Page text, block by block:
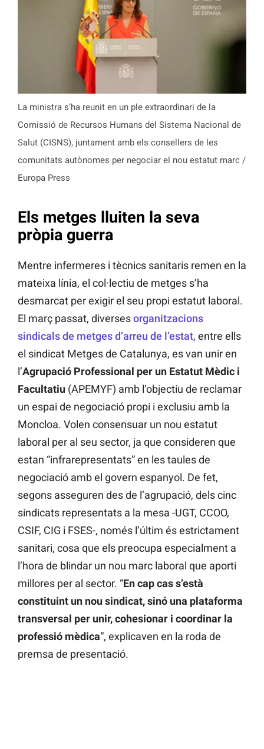
La ministra s’ha reunit en un ple extraordinari de la
Comissió de Recursos Humans del Sistema Nacional de
Salut (CISNS), juntament amb els consellers de les
comunitats autònomes per negociar el nou estatut marc /
Europa Press
Els metges lluiten la seva
pròpia guerra
Mentre infermeres i tècnics sanitaris remen en la
mateixa línia, el col·lectiu de metges s’ha
desmarcat per exigir el seu propi estatut laboral.
El març passat, diversesorganitzacions
sindicals de metges d’arreu de l’estat, entre ells
el sindicat Metges de Catalunya, es van unir en
l’Agrupació Professional per un Estatut Mèdic i
Facultatiu (APEMYF) amb l’objectiu de reclamar
un espai de negociació propi i exclusiu amb la
Moncloa. Volen consensuar un nou estatut
laboral per al seu sector, ja que consideren que
estan “infrarepresentats” en les taules de
negociació amb el govern espanyol. De fet,
segons asseguren des de l’agrupació, dels cinc
sindicats representats a la mesa -UGT, CCOO,
CSIF, CIG i FSES-, només l’últim és estrictament
sanitari, cosa que els preocupa especialment a
l’hora de blindar un nou marc laboral que aporti
millores per al sector. “En cap cas s’està
constituint un nou sindicat, sinó una plataforma
transversal per unir, cohesionar i coordinar la
professió mèdica“, explicaven en la roda de
premsa de presentació.